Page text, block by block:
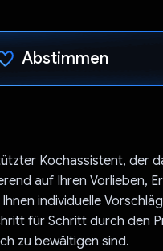
Abstimmen
Kochassistent, der
auf Ihren Vorlieben,
individuelle
für Schritt durch den
zu bewältigen sind.